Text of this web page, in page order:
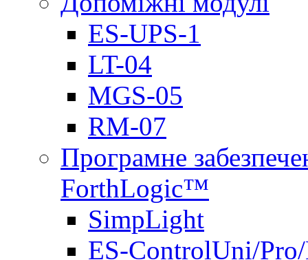
ES-UPS-1
LT-04
МGS-05
RM-07
Програмне
ForthLogic™
SimpLight
ES-ControlUni/